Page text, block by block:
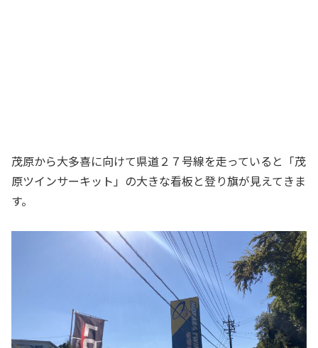
茂原から大多喜に向けて県道２７号線を走っていると「茂
原ツインサーキット」の大きな看板と登り旗が見えてきま
す。